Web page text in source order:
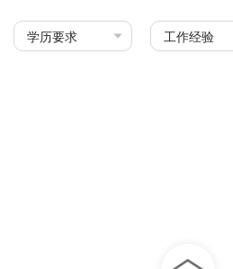
学历要求 工作经验